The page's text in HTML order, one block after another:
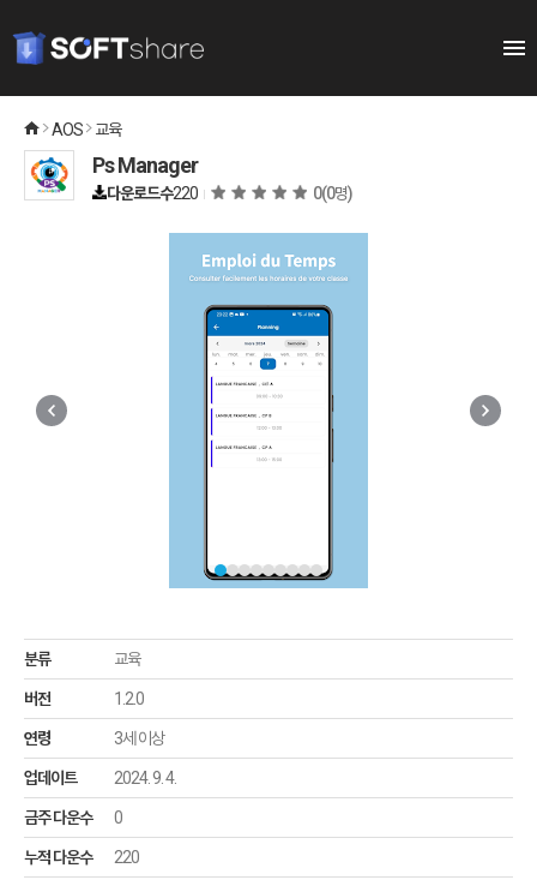
AOS 교육
Ps Manager
다운로드수220 0(0명)
분류 교육
버전 1.2.0
연령 3세 이상
업데이트 2024. 9. 4.
금주 다운수 0
누적 다운수 220